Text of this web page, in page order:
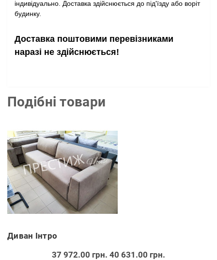
індивідуально. Доставка здійснюється до під'їзду або воріт
будинку.
Доставка поштовими перевізниками
наразі не здійснюється!
Подібні товари
Диван Інтро
37 972.00 грн. 40 631.00 грн.